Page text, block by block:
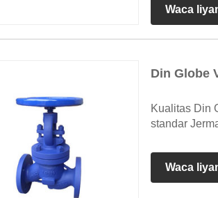
Waca
Din Globe
Kualitas Din
standar
Waca